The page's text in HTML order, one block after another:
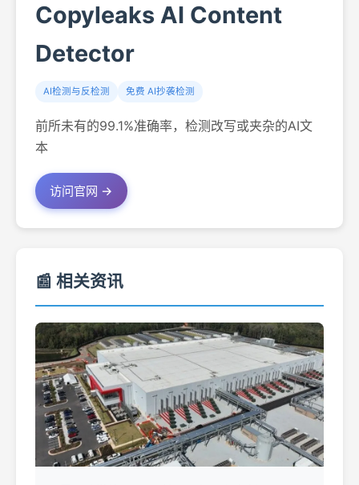
Copyleaks AI Content
Detector
AI检测与反检测 免费 AI抄袭检测
前所未有的99.1%准确率，检测改写或夹杂的AI文
本
访问官网 →
📰 相关资讯